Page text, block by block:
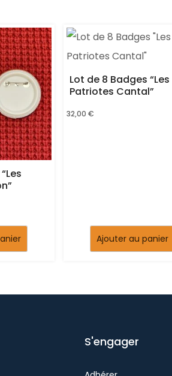
Lot de 8 Badges “Les
Patriotes Cantal”
32,00 €
Ajouter au panier
S'engager